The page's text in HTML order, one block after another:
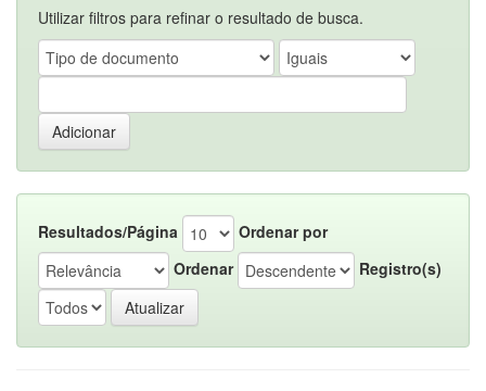
Utilizar filtros para refinar o resultado de busca.
Resultados/Página
Ordenar por
Ordenar
Registro(s)